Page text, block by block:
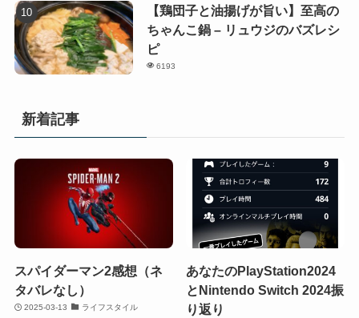
【鶏団子と油揚げが旨い】至高の
ちゃんこ鍋 – リュウジのバズレシ
ピ
6193
新着記事
スパイダーマン2感想（ネ
タバレなし）
2025-03-13 ライフスタイル
あなたのPlayStation2024
とNintendo Switch 2024振
り返り